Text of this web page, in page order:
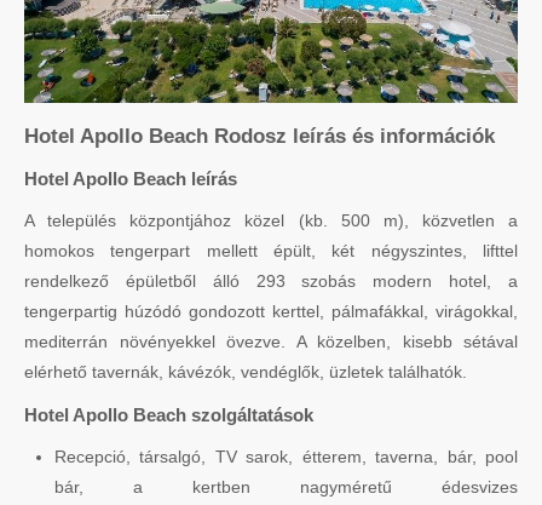
Hotel Apollo Beach Rodosz leírás és információk
Hotel Apollo Beach leírás
A település központjához közel (kb. 500 m), közvetlen a
homokos tengerpart mellett épült, két négyszintes, lifttel
rendelkező épületből álló 293 szobás modern hotel, a
tengerpartig húzódó gondozott kerttel, pálmafákkal, virágokkal,
mediterrán növényekkel övezve. A közelben, kisebb sétával
elérhető tavernák, kávézók, vendéglők, üzletek találhatók.
Hotel Apollo Beach szolgáltatások
Recepció, társalgó, TV sarok, étterem, taverna, bár, pool
bár, a kertben nagyméretű édesvizes